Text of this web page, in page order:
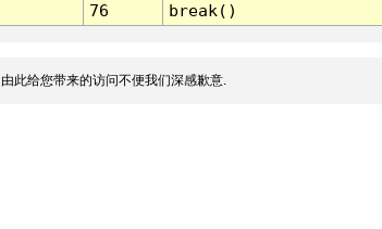
76 break()
此给您带来的访问不便我们深感歉意.